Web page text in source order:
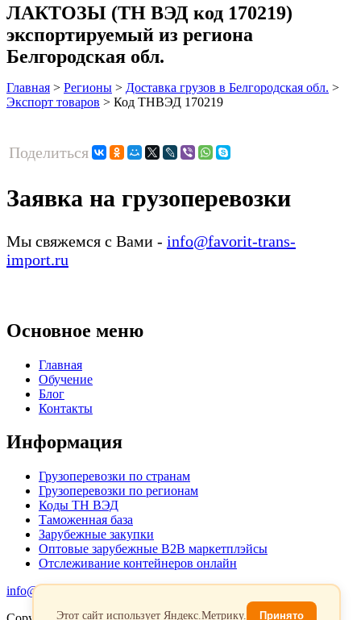
ЛАКТОЗЫ (ТН ВЭД код 170219)
экспортируемый из региона
Белгородская обл.
Главная > Регионы > Доставка грузов в Белгородская обл. >
Экспорт товаров > Код ТНВЭД 170219
Поделиться
Заявка на грузоперевозки
Мы свяжемся с Вами - info@favorit-trans-
import.ru
Основное меню
Главная
Обучение
Блог
Контакты
Информация
Грузоперевозки по странам
Грузоперевозки по регионам
Коды ТН ВЭД
Таможенная база
Зарубежные закупки
Оптовые зарубежные B2B маркетплэйсы
Отслеживание контейнеров онлайн
info@favorit-trans-import.ru
Этот сайт использует Яндекс.Метрику. Принято